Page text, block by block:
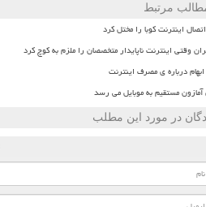
مرتبط
اینترنت کوبا را مختل کرد
وقتی اینترنت ناپایدار متخصصان را ملزم به کوچ کرد
درباره ی مصرف اینترنت
آمازون مستقیم به موبایل می رسد
در مورد این مطلب